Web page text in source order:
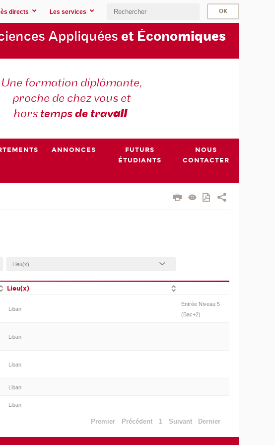
directs Les services
Appliquées et Économiques
Une formation diplômante,
proche de chez vous et
hors tempsde travail
ANNONCES
FUTURS
ÉTUDIANTS
NOUS
CONTACTER
Lieu(x)
Liban
Entrée Niveau 5
(Bac+2)
Liban
Liban
Liban
Liban
Premier Précédent 1 Suivant Dernier